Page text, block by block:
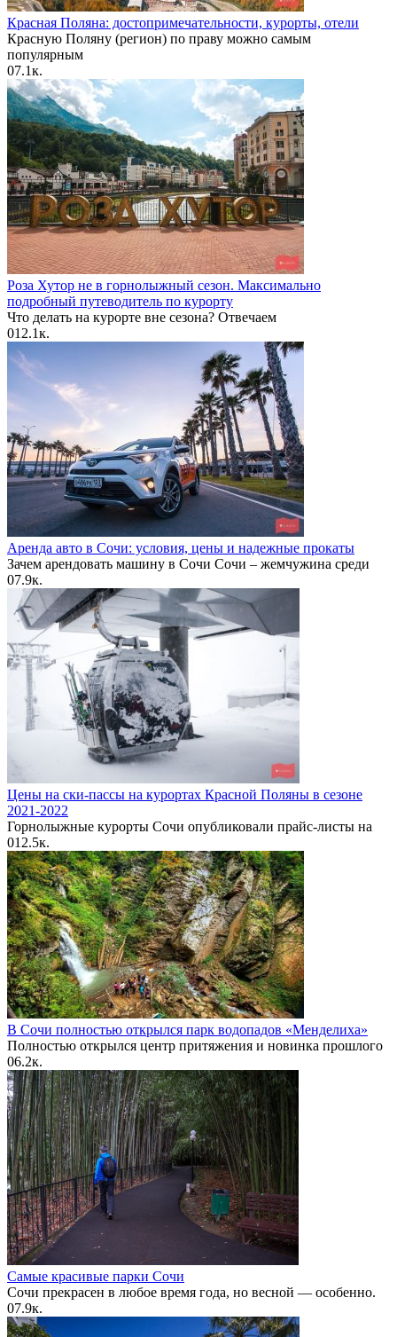
Красная Поляна: достопримечательности, курорты, отели
Красную Поляну (регион) по праву можно самым
популярным
07.1к.
Роза Хутор не в горнолыжный сезон. Максимально
подробный путеводитель по курорту
Что делать на курорте вне сезона? Отвечаем
012.1к.
Аренда авто в Сочи: условия, цены и надежные прокаты
Зачем арендовать машину в Сочи Сочи – жемчужина среди
07.9к.
Цены на ски-пассы на курортах Красной Поляны в сезоне
2021-2022
Горнолыжные курорты Сочи опубликовали прайс-листы на
012.5к.
В Сочи полностью открылся парк водопадов «Менделиха»
Полностью открылся центр притяжения и новинка прошлого
06.2к.
Самые красивые парки Сочи
Сочи прекрасен в любое время года, но весной — особенно.
07.9к.